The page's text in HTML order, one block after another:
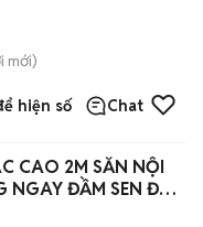
mới)
hiện số Chat
CAO 2M SẴN NỘI
NGAY ĐẦM SEN ĐH